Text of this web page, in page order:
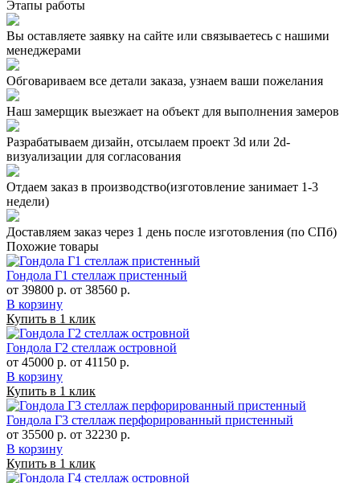
Этапы работы
Вы оставляете заявку на сайте или связываетесь с нашими
менеджерами
Обговариваем все детали заказа, узнаем ваши пожелания
Наш замерщик выезжает на объект для выполнения замеров
Разрабатываем дизайн, отсылаем проект 3d или 2d-
визуализации для согласования
Отдаем заказ в производство(изготовление занимает 1-3
недели)
Доставляем заказ через 1 день после изготовления (по СПб)
Похожие товары
Гондола Г1 стеллаж пристенный
от 39800 р. от 38560 р.
В корзину
Купить в 1 клик
Гондола Г2 стеллаж островной
от 45000 р. от 41150 р.
В корзину
Купить в 1 клик
Гондола Г3 стеллаж перфорированный пристенный
от 35500 р. от 32230 р.
В корзину
Купить в 1 клик